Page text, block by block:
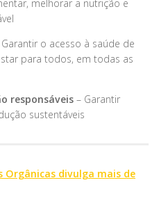
melhorar a nutrição e
o acesso à saúde de
para todos, em todas as
responsáveis – Garantir
sustentáveis
Orgânicas divulga mais de